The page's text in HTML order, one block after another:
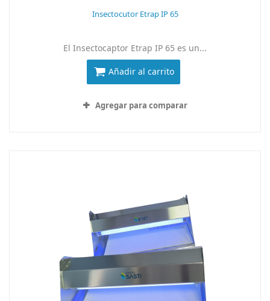
Insectocutor Etrap IP 65
El Insectocaptor Etrap IP 65 es un...
Añadir al carrito
Agregar para comparar